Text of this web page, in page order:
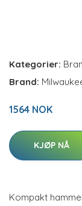
Kategorier:
Brand:
1564 NOK
KJØP NÅ
Kompakt